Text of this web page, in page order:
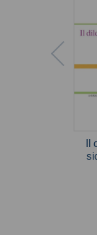
Il